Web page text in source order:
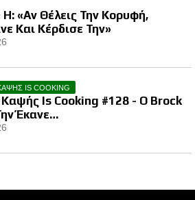
«Αν Θέλεις Την Κορυφή,
Και Κέρδισε Την»
IS COOKING
Is Cooking #128 - Ο Brock
Έκανε…